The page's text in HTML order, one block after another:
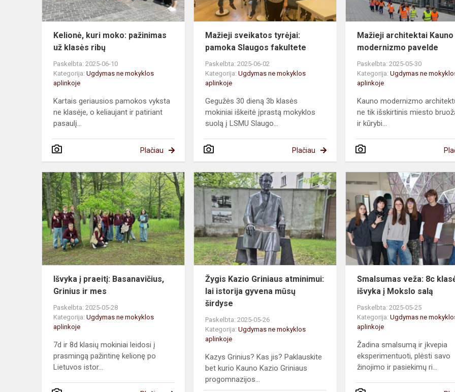
ribų
Kelionė, kuri moko: pažinimas
už klasės ribų
Paskelbta: 2025-06-10
Kategorija: Ugdymas ne mokyklos
aplinkoje
Kartais geriausios pamokos vyksta
ne klasėje, o keliaujant ir patiriant
pasaulį...
Plačiau
Mažieji sveikatos tyrėjai:
pamoka Slaugos fakultete
Paskelbta: 2025-06-02
Kategorija:Ugdymas ne mokyklos
aplinkoje
Gegužės 30 dieną 3b klasės
mokiniai iškeitė įprastą mokyklos
suolą į LSMU Slaugo...
Plačiau
Mažieji architektai Kauno
modernizmo pavelde
Paskelbta: 2025-05-30
Kategorija:Ugdymas ne
aplinkoje
Kauno modernizmo
ne tik išskirtinis miesto
ir kūrybi...
Išvyka
į
praeitį:
Basanavičius,
Grinius
ir
mes
Išvyka į praeitį: Basanavičius,
Grinius ir mes
Paskelbta: 2025-05-28
Kategorija: Ugdymas ne mokyklos
aplinkoje
7d ir 8d klasių mokiniai leidosi į
prasmingą pažintinę kelionę po
Lietuvos istor...
Žygis
Kazio
Griniaus
atminimui:
istorija
gyvena
mūsų
Žygis Kazio Griniaus atminimui:
lai istorija gyvena mūsų
širdyse
Paskelbta: 2025-05-26
Kategorija:Ugdymas ne mokyklos
aplinkoje
Kazys Grinius? Kas jis? Paklauskite
bet kurio Kauno Kazio Griniaus
progomnazijos...
Smalsumas veža: 8c
išvyka į Mokslo salą
Paskelbta: 2025-05-25
Kategorija:Ugdymas ne
aplinkoje
Žadina smalsumą ir įkvepia
eksperimentuoti, plėsti savo
žinojimo ir pasiekimų ri...